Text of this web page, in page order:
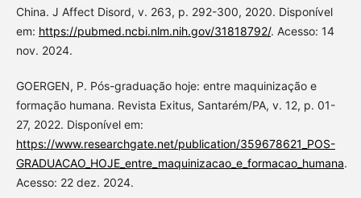
China. J Affect Disord, v. 263, p. 292-300, 2020. Disponível
em: https://pubmed.ncbi.nlm.nih.gov/31818792/. Acesso: 14
nov. 2024.
GOERGEN, P. Pós-graduação hoje: entre maquinização e
formação humana. Revista Exitus, Santarém/PA, v. 12, p. 01-
27, 2022. Disponível em:
https://www.researchgate.net/publication/359678621_POS-
GRADUACAO_HOJE_entre_maquinizacao_e_formacao_humana.
Acesso: 22 dez. 2024.